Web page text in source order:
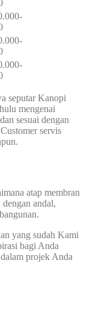
seputar Kanopi
mengenai
sesuai dengan
servis
atap membran
andal,
yang sudah Kami
bagi Anda
projek Anda